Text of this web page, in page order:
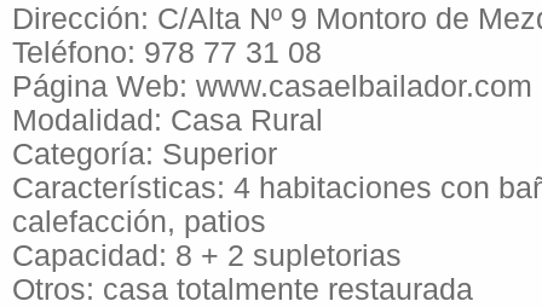
Dirección: C/Alta Nº 9 Montoro de
Teléfono: 978 77 31 08
Página Web: www.casaelbailador.com
Modalidad: Casa Rural
Categoría: Superior
Características: 4 habitaciones con
calefacción, patios
Capacidad: 8 + 2 supletorias
Otros: casa totalmente restaurada